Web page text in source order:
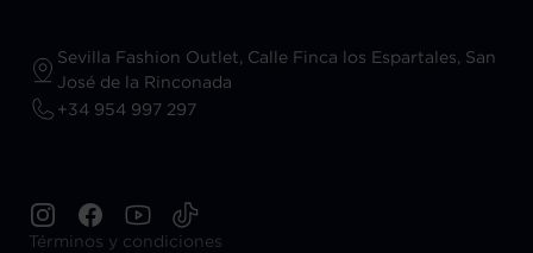
Sevilla Fashion Outlet, Calle Finca los Espartales, San
José de la Rinconada
+34 954 997 297
Términos y condiciones